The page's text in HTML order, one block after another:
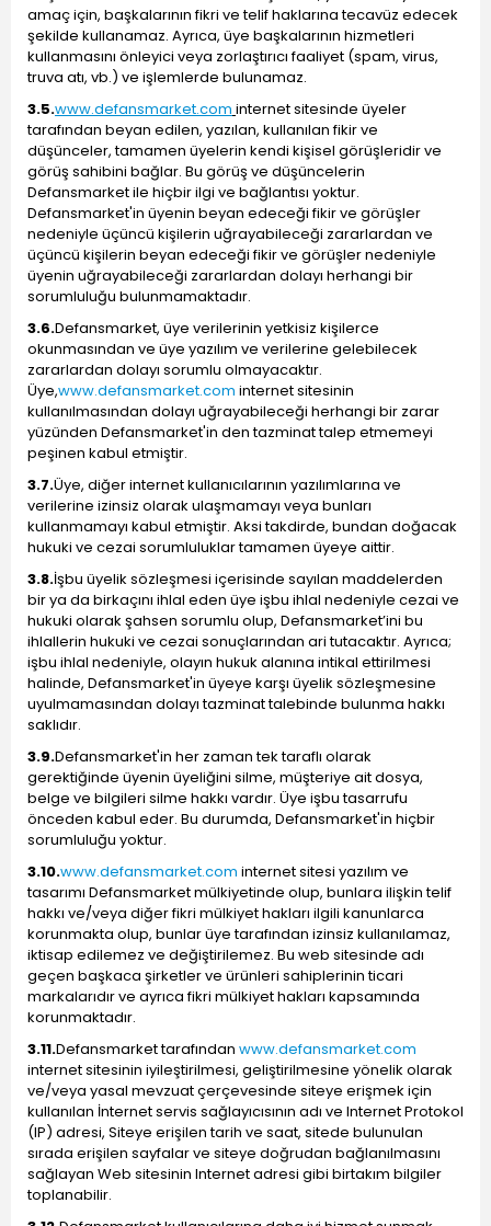
amaç için, başkalarının fikri ve telif haklarına tecavüz edecek
şekilde kullanamaz. Ayrıca, üye başkalarının hizmetleri
kullanmasını önleyici veya zorlaştırıcı faaliyet (spam, virus,
truva atı, vb.) ve işlemlerde bulunamaz.
3.5.www.defansmarket.com internet sitesinde üyeler
tarafından beyan edilen, yazılan, kullanılan fikir ve
düşünceler, tamamen üyelerin kendi kişisel görüşleridir ve
görüş sahibini bağlar. Bu görüş ve düşüncelerin
Defansmarket ile hiçbir ilgi ve bağlantısı yoktur.
Defansmarket'in üyenin beyan edeceği fikir ve görüşler
nedeniyle üçüncü kişilerin uğrayabileceği zararlardan ve
üçüncü kişilerin beyan edeceği fikir ve görüşler nedeniyle
üyenin uğrayabileceği zararlardan dolayı herhangi bir
sorumluluğu bulunmamaktadır.
3.6.Defansmarket, üye verilerinin yetkisiz kişilerce
okunmasından ve üye yazılım ve verilerine gelebilecek
zararlardan dolayı sorumlu olmayacaktır.
Üye,www.defansmarket.com internet sitesinin
kullanılmasından dolayı uğrayabileceği herhangi bir zarar
yüzünden Defansmarket'in den tazminat talep etmemeyi
peşinen kabul etmiştir.
3.7.Üye, diğer internet kullanıcılarının yazılımlarına ve
verilerine izinsiz olarak ulaşmamayı veya bunları
kullanmamayı kabul etmiştir. Aksi takdirde, bundan doğacak
hukuki ve cezai sorumluluklar tamamen üyeye aittir.
3.8.İşbu üyelik sözleşmesi içerisinde sayılan maddelerden
bir ya da birkaçını ihlal eden üye işbu ihlal nedeniyle cezai ve
hukuki olarak şahsen sorumlu olup, Defansmarket’ini bu
ihlallerin hukuki ve cezai sonuçlarından ari tutacaktır. Ayrıca;
işbu ihlal nedeniyle, olayın hukuk alanına intikal ettirilmesi
halinde, Defansmarket'in üyeye karşı üyelik sözleşmesine
uyulmamasından dolayı tazminat talebinde bulunma hakkı
saklıdır.
3.9.Defansmarket'in her zaman tek taraflı olarak
gerektiğinde üyenin üyeliğini silme, müşteriye ait dosya,
belge ve bilgileri silme hakkı vardır. Üye işbu tasarrufu
önceden kabul eder. Bu durumda, Defansmarket'in hiçbir
sorumluluğu yoktur.
3.10.www.defansmarket.com internet sitesi yazılım ve
tasarımı Defansmarket mülkiyetinde olup, bunlara ilişkin telif
hakkı ve/veya diğer fikri mülkiyet hakları ilgili kanunlarca
korunmakta olup, bunlar üye tarafından izinsiz kullanılamaz,
iktisap edilemez ve değiştirilemez. Bu web sitesinde adı
geçen başkaca şirketler ve ürünleri sahiplerinin ticari
markalarıdır ve ayrıca fikri mülkiyet hakları kapsamında
korunmaktadır.
3.11.Defansmarket tarafından www.defansmarket.com
internet sitesinin iyileştirilmesi, geliştirilmesine yönelik olarak
ve/veya yasal mevzuat çerçevesinde siteye erişmek için
kullanılan İnternet servis sağlayıcısının adı ve Internet Protokol
(IP) adresi, Siteye erişilen tarih ve saat, sitede bulunulan
sırada erişilen sayfalar ve siteye doğrudan bağlanılmasını
sağlayan Web sitesinin Internet adresi gibi birtakım bilgiler
toplanabilir.